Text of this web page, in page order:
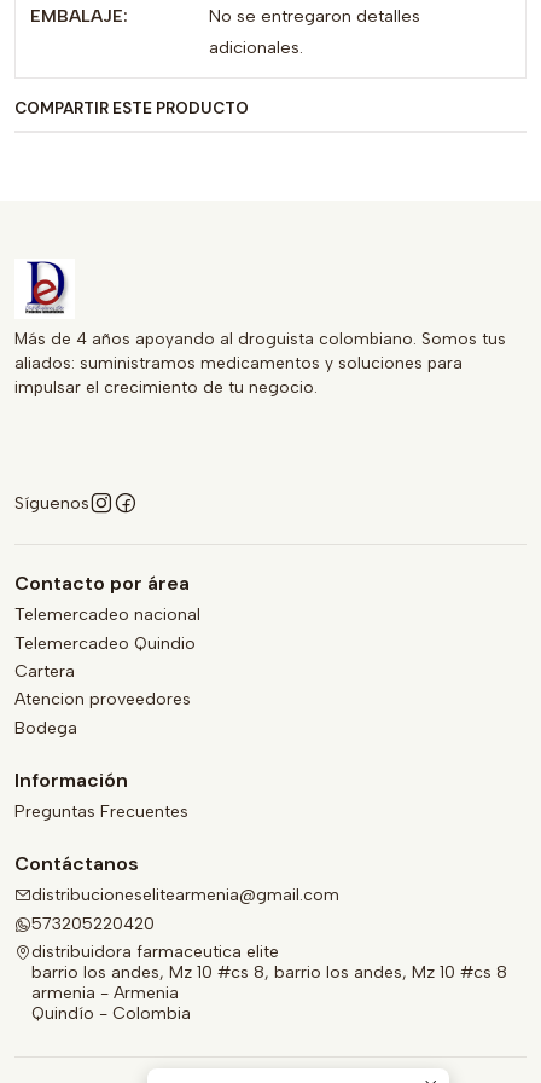
No te conformes con menos, elige LAPROFF para tu alivio.
Opta por el Acetaminofén 500 MG y experimenta la
diferencia que un producto de calidad puede hacer en tu
EMBALAJE:
No se entregaron detalles
adicionales.
COMPARTIR ESTE PRODUCTO
Más de 4 años apoyando al droguista colombiano. Somos tus
aliados: suministramos medicamentos y soluciones para
impulsar el crecimiento de tu negocio.
Síguenos
Contacto por área
Telemercadeo nacional
Telemercadeo Quindio
Cartera
Atencion proveedores
Bodega
Información
Preguntas Frecuentes
Contáctanos
distribucioneselitearmenia@gmail.com
573205220420
distribuidora farmaceutica elite
barrio los andes, Mz 10 #cs 8, barrio los andes, Mz 10 #cs 8
armenia - Armenia
Quindío - Colombia